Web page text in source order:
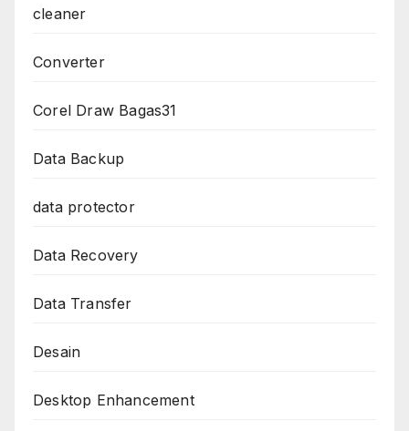
cleaner
Converter
Corel Draw Bagas31
Data Backup
data protector
Data Recovery
Data Transfer
Desain
Desktop Enhancement